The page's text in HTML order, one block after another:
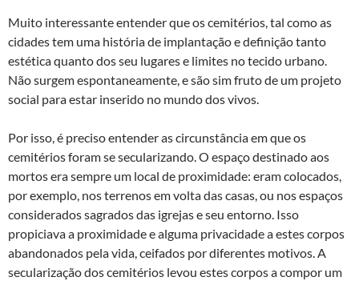
Muito interessante entender que os cemitérios, tal como as
cidades tem uma história de implantação e definição tanto
estética quanto dos seu lugares e limites no tecido urbano.
Não surgem espontaneamente, e são sim fruto de um projeto
social para estar inserido no mundo dos vivos.
Por isso, é preciso entender as circunstância em que os
cemitérios foram se secularizando. O espaço destinado aos
mortos era sempre um local de proximidade: eram colocados,
por exemplo, nos terrenos em volta das casas, ou nos espaços
considerados sagrados das igrejas e seu entorno. Isso
propiciava a proximidade e alguma privacidade a estes corpos
abandonados pela vida, ceifados por diferentes motivos. A
secularização dos cemitérios levou estes corpos a compor um